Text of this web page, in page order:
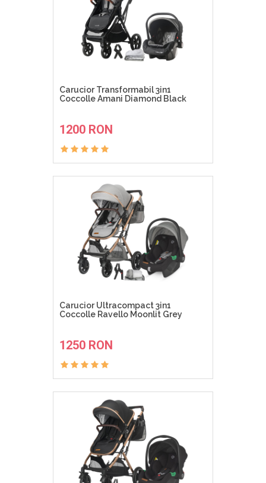
Carucior Transformabil 3in1
Coccolle Amani Diamond Black
1200 RON
Carucior Ultracompact 3in1
Coccolle Ravello Moonlit Grey
1250 RON